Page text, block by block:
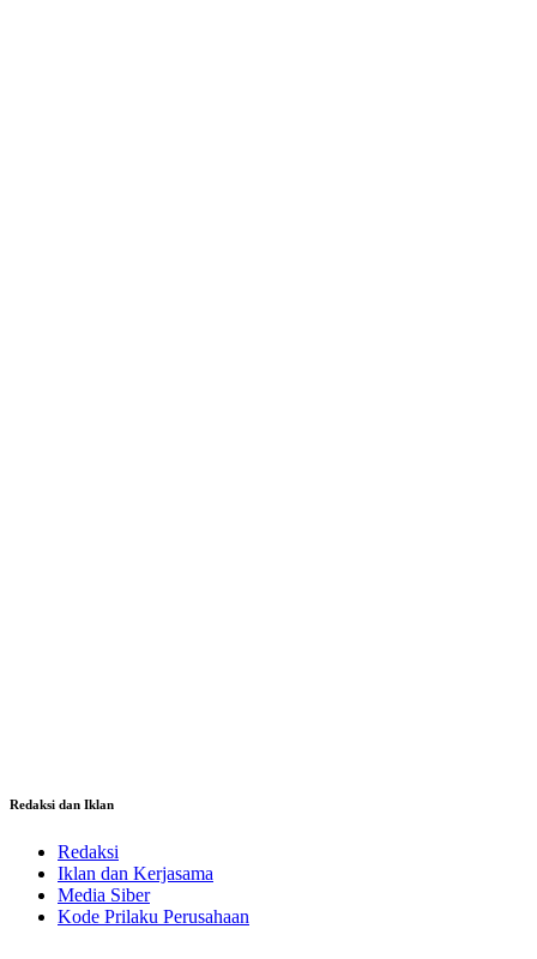
Redaksi dan Iklan
Redaksi
Iklan dan Kerjasama
Media Siber
Kode Prilaku Perusahaan